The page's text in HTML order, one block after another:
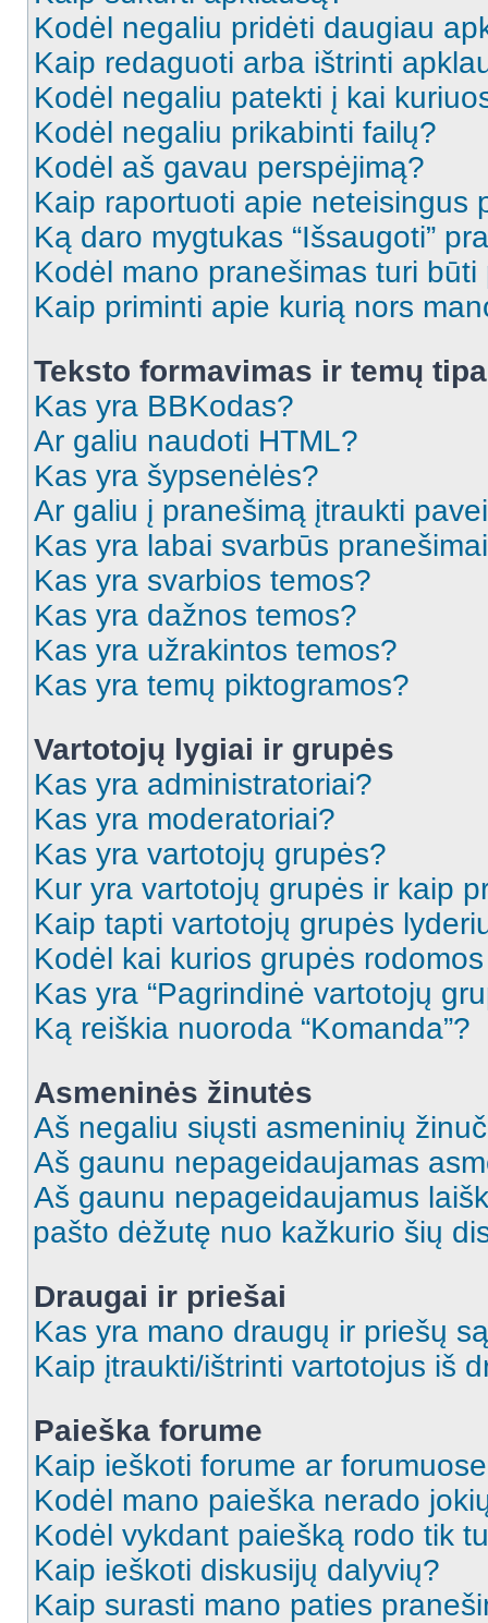
Kodėl negaliu pridėti daugiau
Kaip redaguoti arba ištrinti
Kodėl negaliu patekti į kai
Kodėl negaliu prikabinti failų?
Kodėl aš gavau perspėjimą?
Kaip raportuoti apie neteisingus
Ką daro mygtukas “Išsaugoti”
Kodėl mano pranešimas turi būti
Kaip priminti apie kurią nors
Teksto formavimas ir temų
Kas yra BBKodas?
Ar galiu naudoti HTML?
Kas yra šypsenėlės?
Ar galiu į pranešimą įtraukti
Kas yra labai svarbūs
Kas yra svarbios temos?
Kas yra dažnos temos?
Kas yra užrakintos temos?
Kas yra temų piktogramos?
Vartotojų lygiai ir grupės
Kas yra administratoriai?
Kas yra moderatoriai?
Kas yra vartotojų grupės?
Kur yra vartotojų grupės ir kaip
Kaip tapti vartotojų grupės
Kodėl kai kurios grupės
Kas yra “Pagrindinė vartotojų
Ką reiškia nuoroda “Komanda”?
Asmeninės žinutės
Aš negaliu siųsti asmeninių
Aš gaunu nepageidaujamas
Aš gaunu nepageidaujamus
pašto dėžutę nuo kažkurio šių
Draugai ir priešai
Kas yra mano draugų ir priešų
Kaip įtraukti/ištrinti vartotojus iš
Paieška forume
Kaip ieškoti forume ar
Kodėl mano paieška nerado
Kodėl vykdant paiešką rodo tik
Kaip ieškoti diskusijų dalyvių?
Kaip surasti mano paties